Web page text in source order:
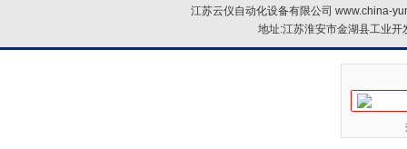
江苏云仪自动化设备有限公司 www.china-
地址:江苏淮安市金湖县工业